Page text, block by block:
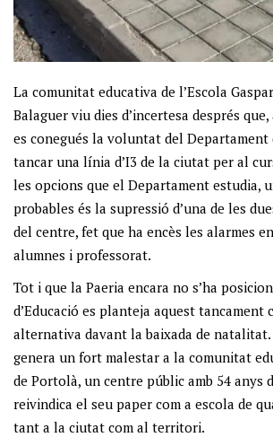
La comunitat educativa de l’Escola
Balaguer viu dies d’incertesa després
es conegués la voluntat del Departament
tancar una línia d’I3 de la ciutat per al
les opcions que el Departament estudia,
probables és la supressió d’una de les
del centre, fet que ha encès les alarmes
alumnes i professorat.
Tot i que la Paeria encara no s’ha
d’Educació es planteja aquest tancament
alternativa davant la baixada de natalitat.
genera un fort malestar a la comunitat
de Portolà, un centre públic amb 54 anys
reivindica el seu paper com a escola de
tant a la ciutat com al territori.